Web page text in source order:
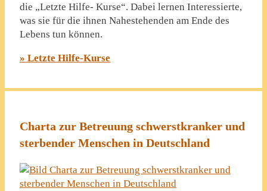
die „Letzte Hilfe- Kurse“. Dabei lernen Interessierte,
was sie für die ihnen Nahestehenden am Ende des
Lebens tun können.
» Letzte Hilfe-Kurse
Charta zur Betreuung schwerstkranker und
sterbender Menschen in Deutschland